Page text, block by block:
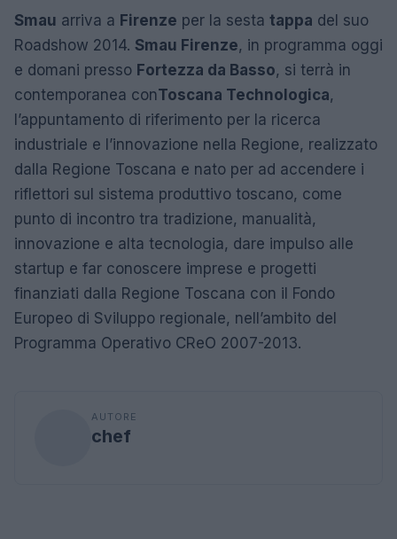
Smau arriva a Firenze per la sesta tappa del suo
Roadshow 2014. Smau Firenze, in programma oggi
e domani presso Fortezza da Basso, si terrà in
contemporanea conToscana Technologica,
l’appuntamento di riferimento per la ricerca
industriale e l’innovazione nella Regione, realizzato
dalla Regione Toscana e nato per ad accendere i
riflettori sul sistema produttivo toscano, come
punto di incontro tra tradizione, manualità,
innovazione e alta tecnologia, dare impulso alle
startup e far conoscere imprese e progetti
finanziati dalla Regione Toscana con il Fondo
Europeo di Sviluppo regionale, nell’ambito del
Programma Operativo CReO 2007-2013.
AUTORE
chef